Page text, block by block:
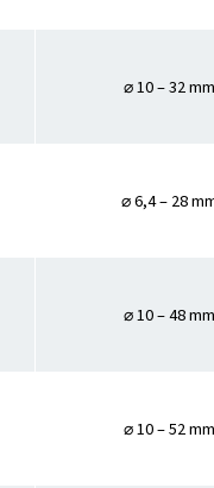
⌀ 10 – 32
⌀ 6,4 – 28
⌀ 10 – 48
⌀ 10 – 52 mm